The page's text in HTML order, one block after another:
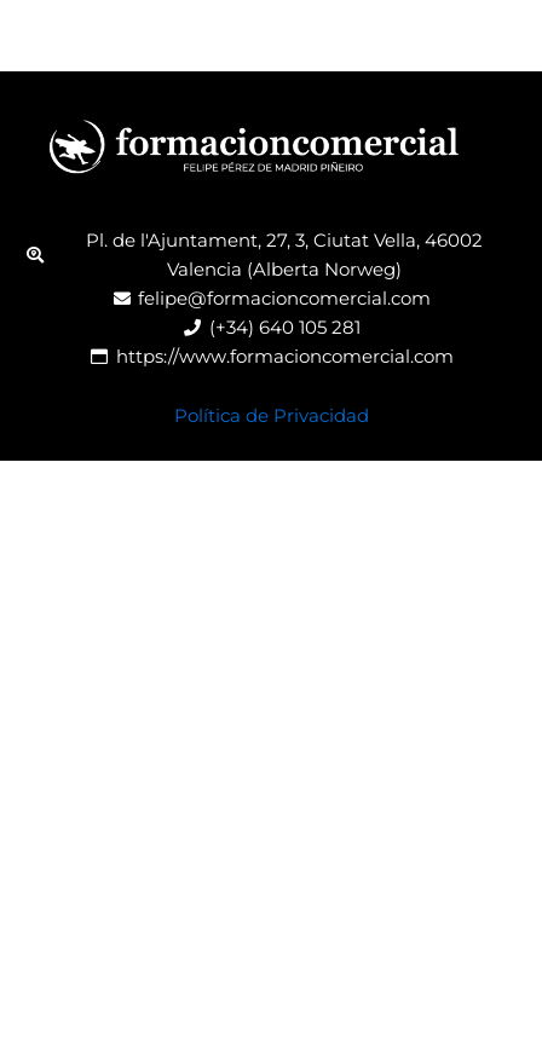
Pl. de l'Ajuntament, 27, 3, Ciutat Vella, 46002
Valencia (Alberta Norweg)
felipe@formacioncomercial.com
(+34) 640 105 281
https://www.formacioncomercial.com
Política de Privacidad